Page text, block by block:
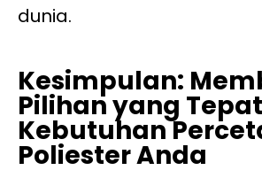
dunia.
Kesimpulan:
Pilihan yang
Kebutuhan
Poliester Anda